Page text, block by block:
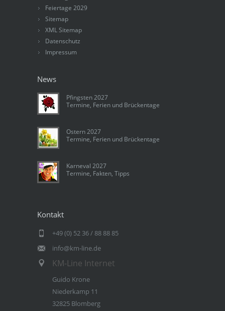
Feiertage 2029
Sitemap
XML Sitemap
Datenschutz
Impressum
News
Pfingsten 2027
Termine, Ferien und Brückentage
Ostern 2027
Termine, Ferien und Brückentage
Karneval 2027
Termine, Fakten, Tipps
Kontakt
+49 (0) 52 36 / 88 88 85
info@km-line.de
KM-Line Internet
Guido Krone
Niederkamp 11
32825 Blomberg